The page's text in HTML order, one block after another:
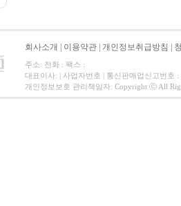
회사소개 이용약관 개인정보취급방침
주소: 전화 : 팩스 :
대표이사: | 사업자번호 | 통신판매업신고번호 :
개인정보보호 관리책임자: Copyright ⓒ All